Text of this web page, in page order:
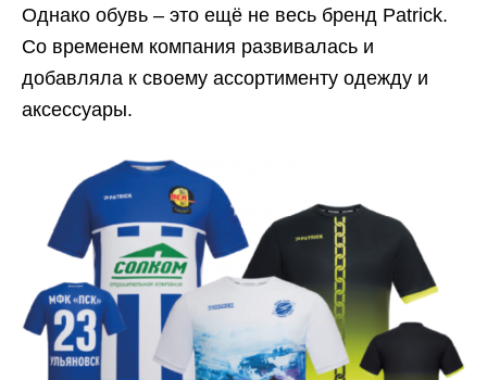
Однако обувь – это ещё не весь бренд Patrick.
Со временем компания развивалась и
добавляла к своему ассортименту одежду и
аксессуары.